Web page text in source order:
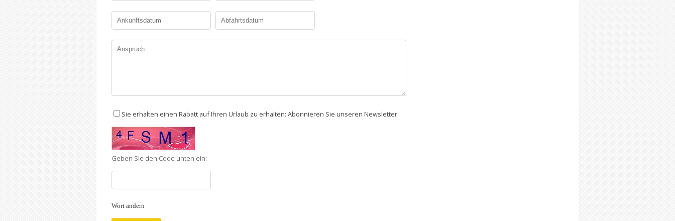
Sie erhalten einen Rabatt auf Ihren Urlaub zu erhalten: Abonnieren Sie unseren Newsletter
Geben Sie den Code unten ein:
Wort ändern